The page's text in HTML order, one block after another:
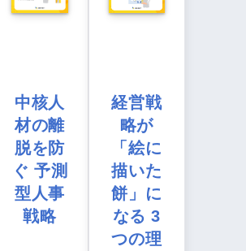
中核人
材の離
脱を防
ぐ 予測
型人事
戦略
経営戦
略が
「絵に
描いた
餅」に
なる 3
つの理